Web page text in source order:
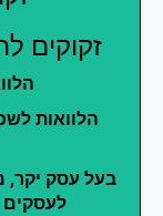
זקוקים
בעל עסק יקר,
לעסקים